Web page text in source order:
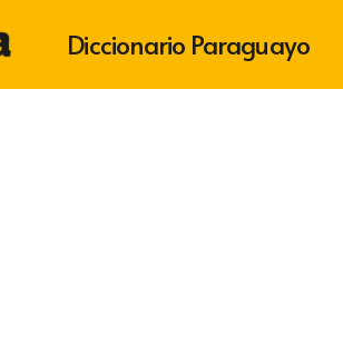
Diccionario Paraguayo